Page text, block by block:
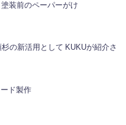
装前のペーパーがけ
の新活用として KUKUが紹介さ
ド製作